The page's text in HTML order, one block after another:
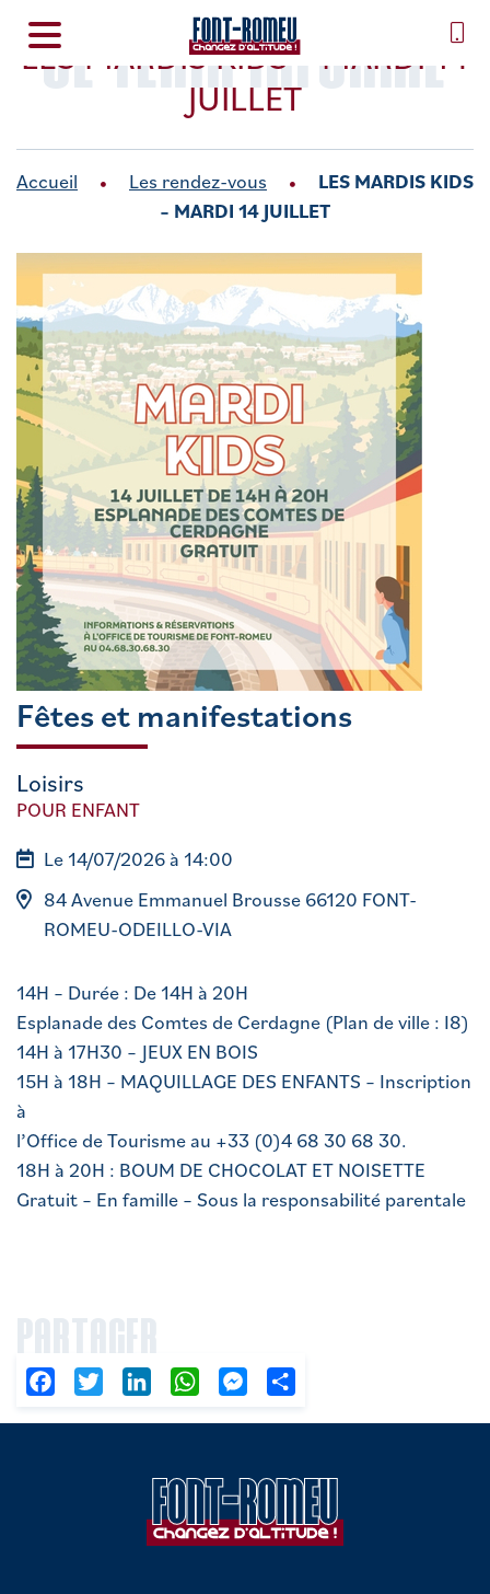
SE TENIR INFORMÉ
LES MARDIS KIDS – MARDI 14
JUILLET
Accueil Les rendez-vous
LES MARDIS KIDS
– MARDI 14 JUILLET
Fêtes et manifestations
Loisirs
POUR ENFANT
Le 14/07/2026 à 14:00
84 Avenue Emmanuel Brousse 66120 FONT-
ROMEU-ODEILLO-VIA
14H – Durée : De 14H à 20H
Esplanade des Comtes de Cerdagne (Plan de ville : I8)
14H à 17H30 – JEUX EN BOIS
15H à 18H – MAQUILLAGE DES ENFANTS – Inscription
à
l’Office de Tourisme au +33 (0)4 68 30 68 30.
18H à 20H : BOUM DE CHOCOLAT ET NOISETTE
Gratuit – En famille – Sous la responsabilité parentale
PARTAGER
FacebookTwitter LinkedIn WhatsAppMessenger